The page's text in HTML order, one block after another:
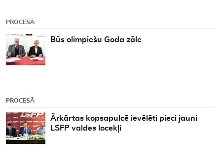
PROCESĀ
Būs olimpiešu Goda zāle
PROCESĀ
Ārkārtas kopsapulcē ievēlēti pieci jauni
LSFP valdes locekļi